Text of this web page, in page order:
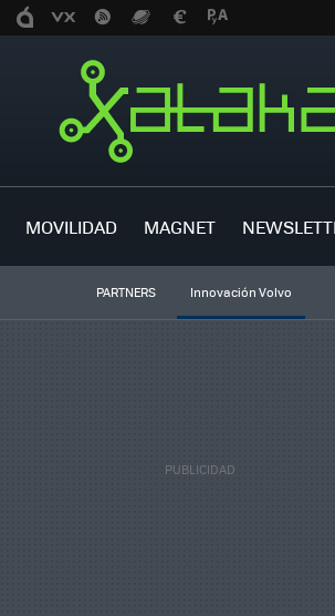
MOVILIDAD MAGNET
PARTNERS Innovación Volvo